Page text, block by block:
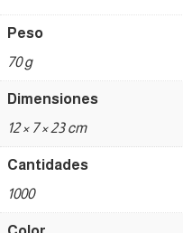
Peso
70 g
Dimensiones
12 × 7 × 23 cm
Cantidades
1000